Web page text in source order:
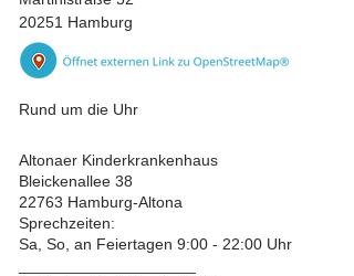
20251 Hamburg
Rund um die Uhr
Altonaer Kinderkrankenhaus
Bleickenallee 38
22763 Hamburg-Altona
Sprechzeiten:
Sa, So, an Feiertagen 9:00 - 22:00 Uhr